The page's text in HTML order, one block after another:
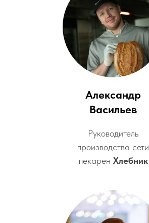
Александр
Васильев
Руководитель
производства сети
пекарен Хлебник